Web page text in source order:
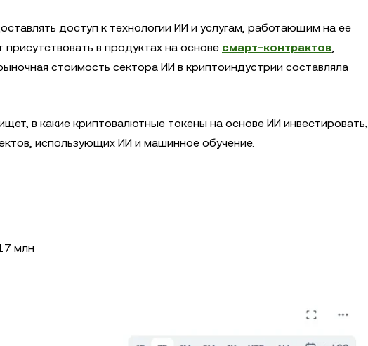
доступ к технологии ИИ и услугам, работающим на ее
в продуктах на основе смарт-контрактов,
стоимость сектора ИИ в криптоиндустрии составляла
в какие криптовалютные токены на основе ИИ инвестировать,
использующих ИИ и машинное обучение.
млн